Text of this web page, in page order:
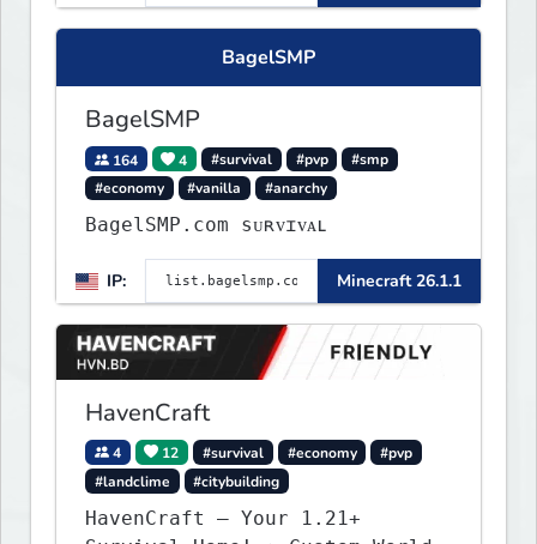
warships, guns and more.
Express your creative side by
building cities that the world
BagelSMP
BagelSMP
164 4 #survival #pvp
#smp
#economy
#vanilla #anarchy
BagelSMP.com ѕᴜʀᴠɪᴠᴀʟ
IP: Minecraft 26.1.1
HavenCraft
4 12 #survival #economy
#pvp
#landclime
#citybuilding
HavenCraft — Your 1.21+